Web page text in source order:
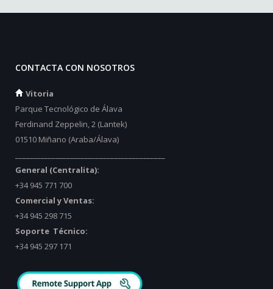
CONTACTA CON NOSOTROS
Vitoria
Parque Tecnológico de Álava
Ferdinand Zeppelin, 2 (Lantek)
01510 Miñano (Araba/Álava)
General (Centralita):
+34 945 771 700
Comercial y Ventas:
+34 945 298 715
Soporte Técnico:
+34 945 297 171